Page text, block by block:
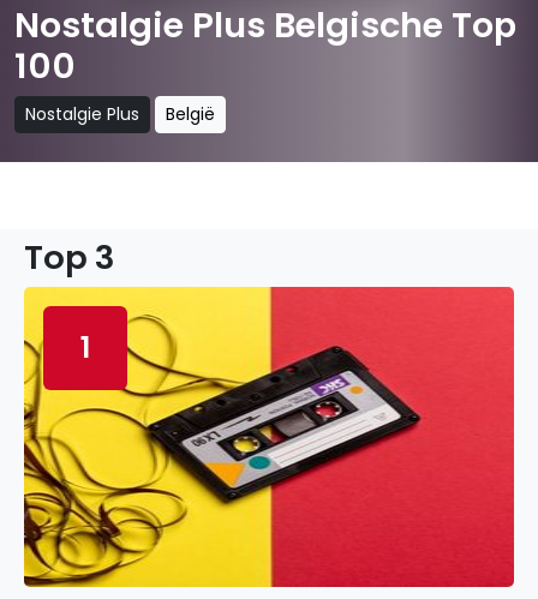
Nostalgie Plus Belgische Top
100
Nostalgie Plus België
Top 3
1